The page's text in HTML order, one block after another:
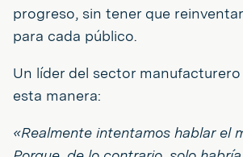
progreso, sin tener que
para cada público.
Un líder del sector
esta manera:
«Realmente intentamos hablar el